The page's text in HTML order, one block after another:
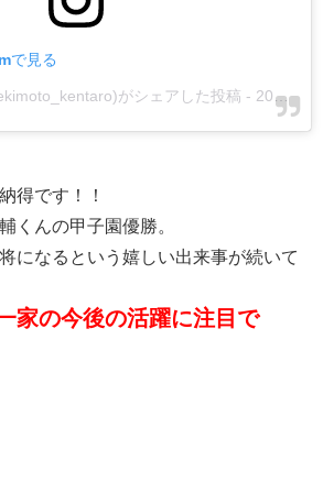
で見る
がシェアした投稿 - 2019年 6月月3日午後10時07分PDT
得です！！
くんの甲子園優勝。
になるという嬉しい出来事が続いて
家の今後の活躍に注目で